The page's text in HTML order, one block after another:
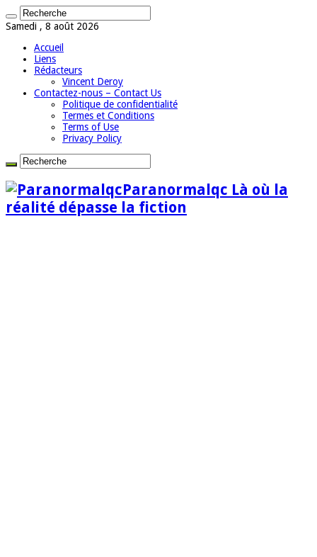
Samedi , 8 août 2026
Accueil
Liens
Rédacteurs
Vincent Deroy
Contactez-nous – Contact Us
Politique de confidentialité
Termes et Conditions
Terms of Use
Privacy Policy
Paranormalqc Là où la
réalité dépasse la fiction